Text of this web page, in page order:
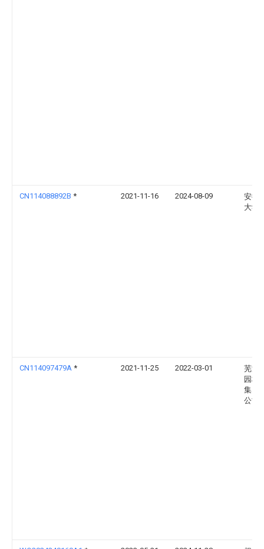
CN114088892B * 2021-11-16 2024-08-09
安徽
大学
CN114097479A * 2021-11-25 2022-03-01
芜湖
园林
集团
公司